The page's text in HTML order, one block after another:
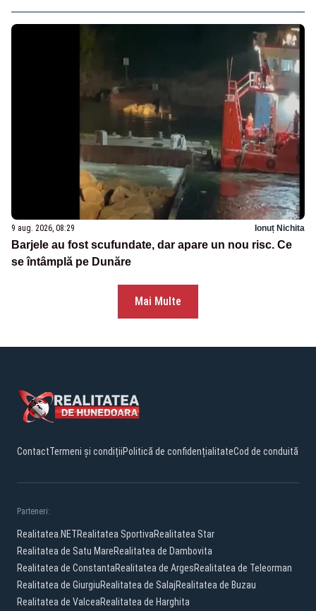
9 aug. 2026, 08:29 Ionuț Nichita
Barjele au fost scufundate, dar apare un nou risc. Ce
se întâmplă pe Dunăre
Mai Multe
ContactTermeni și condițiiPolitică de confidențialitateCod de conduită
Parteneri:
Realitatea.NETRealitatea SportivaRealitatea Star
Realitatea de Satu MareRealitatea de Dambovita
Realitatea de ConstantaRealitatea de ArgesRealitatea de Teleorman
Realitatea de GiurgiuRealitatea de SalajRealitatea de Buzau
Realitatea de ValceaRealitatea de Harghita